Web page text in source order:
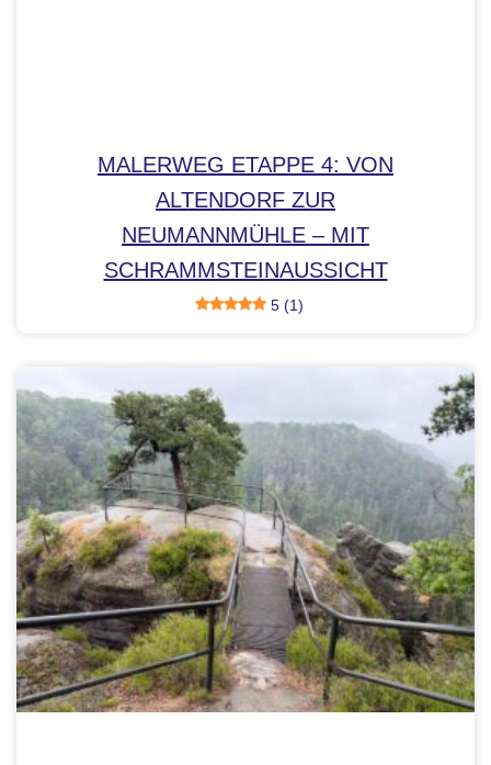
MALERWEG ETAPPE 4: VON
ALTENDORF ZUR
NEUMANNMÜHLE – MIT
SCHRAMMSTEINAUSSICHT
5 (1)